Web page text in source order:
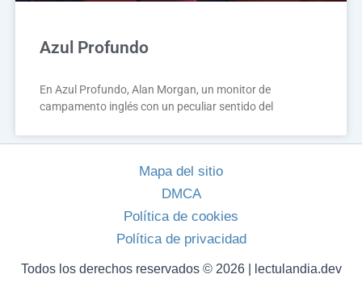
Azul Profundo
En Azul Profundo, Alan Morgan, un monitor de
campamento inglés con un peculiar sentido del
Mapa del sitio
DMCA
Política de cookies
Política de privacidad
Todos los derechos reservados © 2026 | lectulandia.dev